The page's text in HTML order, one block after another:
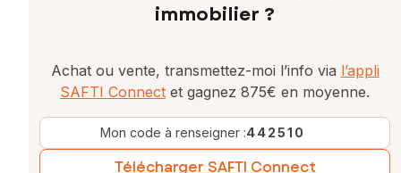
immobilier ?
Achat ou vente, transmettez-moi l’info via l’appli
SAFTI Connect et gagnez 875€ en moyenne.
Mon code à renseigner :442510
Télécharger SAFTI Connect